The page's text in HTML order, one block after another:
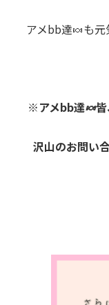
アメbb達🍬も元
※アメbb達🍬皆
沢山のお問い